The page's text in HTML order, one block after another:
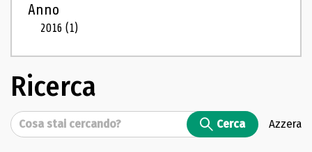
Anno
2016(1)
Ricerca
Cerca Cerca Azzera